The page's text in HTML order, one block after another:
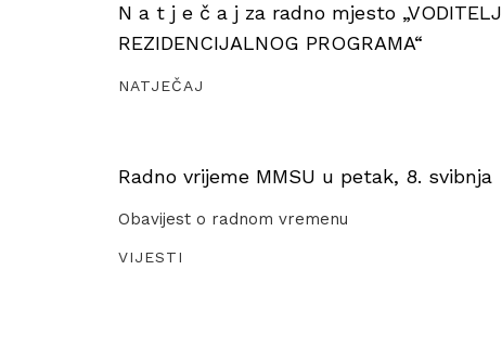
N a t j e č a j za radno mjesto „VODITELJ
REZIDENCIJALNOG PROGRAMA“
NATJEČAJ
Radno vrijeme MMSU u petak, 8. svibnja
Obavijest o radnom vremenu
VIJESTI